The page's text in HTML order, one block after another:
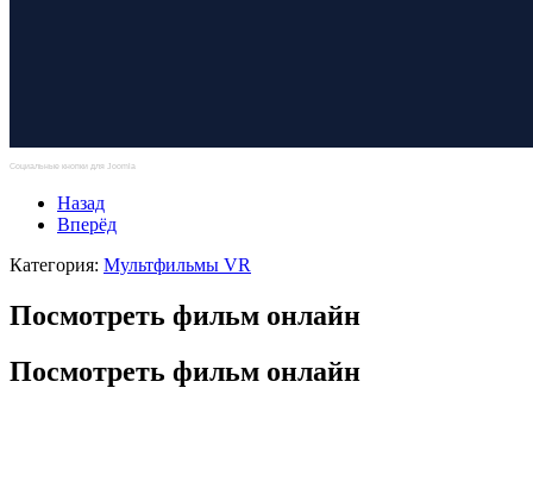
Социальные кнопки для Joomla
Назад
Вперёд
Категория: Мультфильмы VR
Посмотреть фильм онлайн
Посмотреть фильм онлайн